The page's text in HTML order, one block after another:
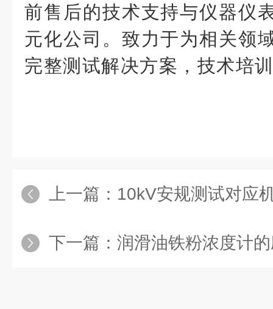
前售后的技术支持与仪器仪
元化公司。致力于为相关领
完整测试解决方案，技术培
上一篇： 10kV安规测试对应机
下一篇： 润滑油铁粉浓度计